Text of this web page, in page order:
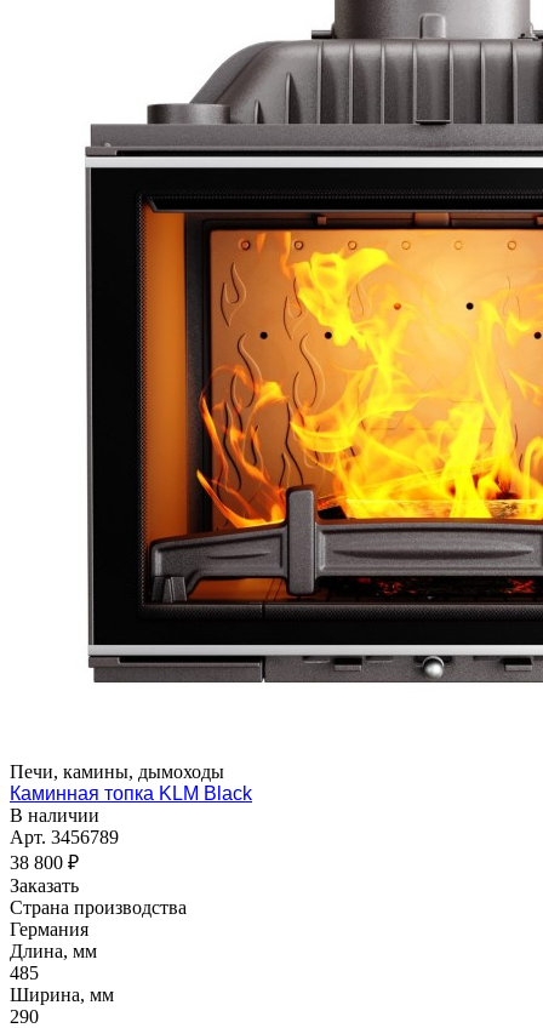
Печи, камины, дымоходы
Каминная топка KLM Black
В наличии
Арт. 3456789
38 800 ₽
Заказать
Страна производства
Германия
Длина, мм
485
Ширина, мм
290